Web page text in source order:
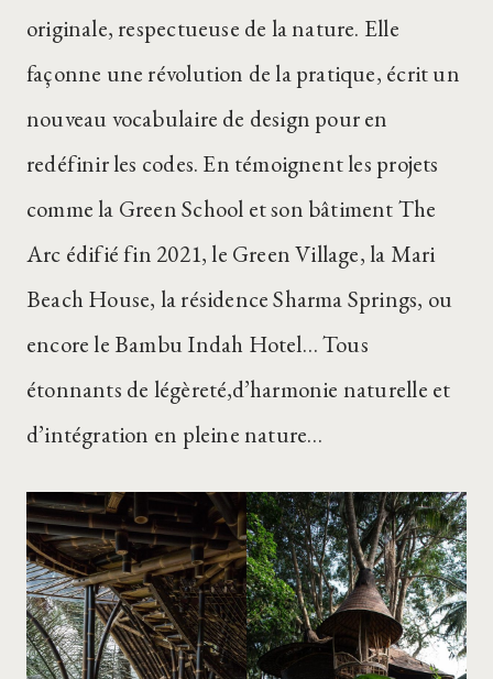
originale, respectueuse de la nature. Elle
façonne une révolution de la pratique, écrit un
nouveau vocabulaire de design pour en
redéfinir les codes. En témoignent les projets
comme la Green School et son bâtiment The
Arc édifié fin 2021, le Green Village, la Mari
Beach House, la résidence Sharma Springs, ou
encore le Bambu Indah Hotel… Tous
étonnants de légèreté,d’harmonie naturelle et
d’intégration en pleine nature…